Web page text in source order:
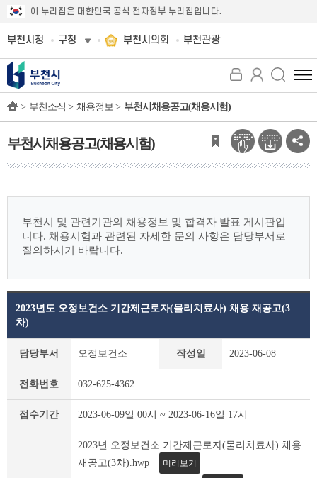
이 누리집은 대한민국 공식 전자정부 누리집입니다.
부천시청 구청 부천시의회 부천관광
전
체
뉴
보
기
> 부천소식 > 채용정보 > 부천시채용공고(채용시험)
부천시채용공고(채용시험)
부천시 및 관련기관의 채용정보 및 합격자 발표 게시판입
니다. 채용시험과 관련된 자세한 문의 사항은 담당부서로
질의하시기 바랍니다.
용
고
2023년도 오정보건소 기간제근로자(물리치료사) 채용 재공고(3
차)
담당부서 오정보건소 작성일 2023-06-08
전화번호 032-625-4362
접수기간 2023-06-09일 00시 ~ 2023-06-16일 17시
2023년 오정보건소 기간제근로자(물리치료사) 채용
재공고(3차).hwp
미리보기